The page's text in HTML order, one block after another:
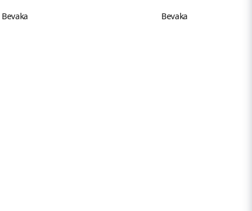
Bevaka Bevaka